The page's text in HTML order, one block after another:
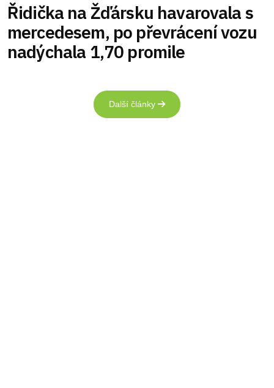
Řidička na Žďársku havarovala s
mercedesem, po převrácení vozu
nadýchala 1,70 promile
Další články